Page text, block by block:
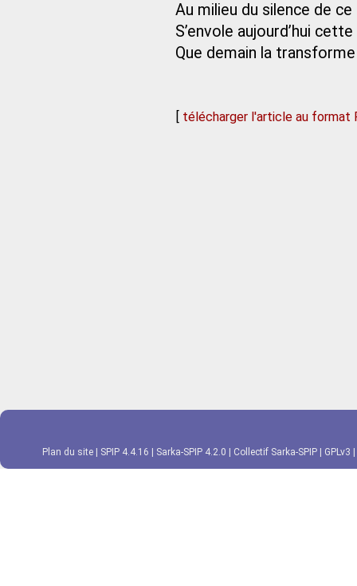
Au milieu du silence de
S’envole aujourd’hui
Que demain la
[ télécharger l'article au format
Plan du site SPIP 4.4.16 Sarka-SPIP 4.2.0 Collectif Sarka-SPIP GPLv3